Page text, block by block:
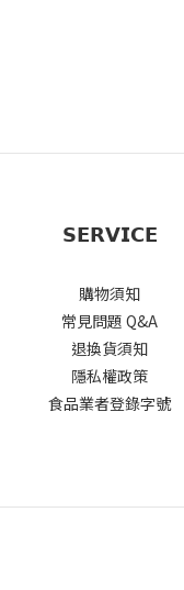
𝗦𝗘𝗥𝗩𝗜𝗖𝗘
購物須知
常見問題 Q&A
退換貨須知
隱私權政策
食品業者登錄字號